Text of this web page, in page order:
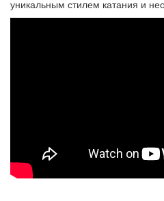
уникальным стилем катания и